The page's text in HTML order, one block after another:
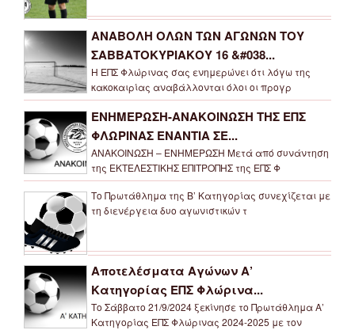
ΑΝΑΒΟΛΗ ΟΛΩΝ ΤΩΝ ΑΓΩΝΩΝ ΤΟΥ
ΣΑΒΒΑΤΟΚΥΡΙΑΚΟΥ 16 &#038...
Η ΕΠΣ Φλώρινας σας ενημερώνει ότι λόγω της
κακοκαιρίας αναβάλλονται όλοι οι προγρ
ΕΝΗΜΕΡΩΣΗ-ΑΝΑΚΟΙΝΩΣΗ ΤΗΣ ΕΠΣ
ΦΛΩΡΙΝΑΣ ΕΝΑΝΤΙΑ ΣΕ...
ΑΝΑΚΟΙΝΩΣΗ – ΕΝΗΜΕΡΩΣΗ Μετά από συνάντηση
της ΕΚΤΕΛΕΣΤΙΚΗΣ ΕΠΙΤΡΟΠΗΣ της ΕΠΣ Φ
Το Πρωτάθλημα της Β’ Κατηγορίας συνεχίζεται με
τη διενέργεια δυο αγωνιστικών τ
Αποτελέσματα Αγώνων Α’
Κατηγορίας ΕΠΣ Φλώρινα...
Το Σάββατο 21/9/2024 ξεκίνησε το Πρωτάθλημα Α’
Κατηγορίας ΕΠΣ Φλώρινας 2024-2025 με τον